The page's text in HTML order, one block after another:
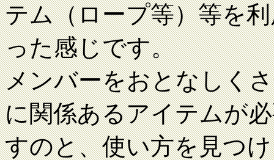
テム（ロープ等）等を
った感じです。
メンバーをおとなしく
に関係あるアイテムが
すのと、使い方を見つ